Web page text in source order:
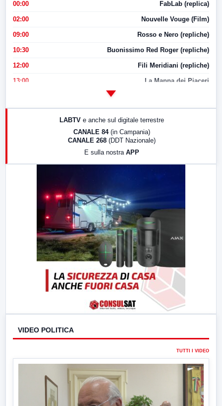
00:00 FabLab (replica)
02:00 Nouvelle Vouge (Film)
09:00 Rosso e Nero (repliche)
10:30 Buonissimo Red Roger (repliche)
12:00 Fili Meridiani (repliche)
13:00 La Mappa dei Piaceri
LABTV e anche sul digitale terrestre
CANALE 84 (in Campania)
CANALE 268 (DDT Nazionale)
E sulla nostra APP
VIDEO POLITICA
TUTTI I VIDEO